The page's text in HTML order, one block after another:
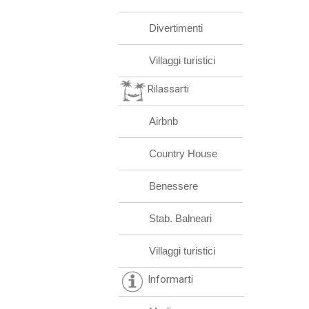
Divertimenti
Villaggi turistici
Rilassarti
Airbnb
Country House
Benessere
Stab. Balneari
Villaggi turistici
Informarti